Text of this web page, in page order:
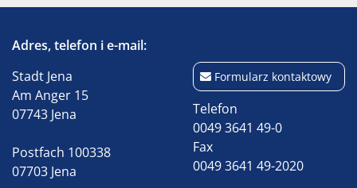
Adres, telefon i e-mail:
Stadt Jena
Am Anger 15
07743 Jena
Postfach 100338
07703 Jena
Formularz kontaktowy
Telefon
0049 3641 49-0
Fax
0049 3641 49-2020